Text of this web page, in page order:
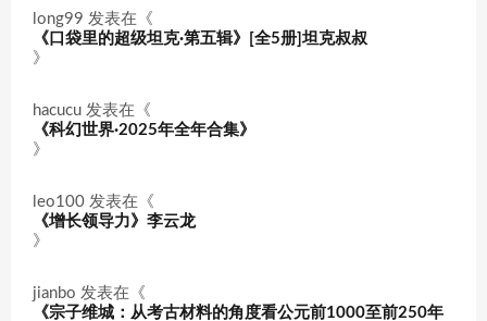
long99 发表在《
《口袋里的超级坦克·第五辑》[全5册]坦克叔叔
》
hacucu 发表在《
《科幻世界·2025年全年合集》
》
leo100 发表在《
《增长领导力》李云龙
》
jianbo 发表在《
《宗子维城：从考古材料的角度看公元前1000至前250年